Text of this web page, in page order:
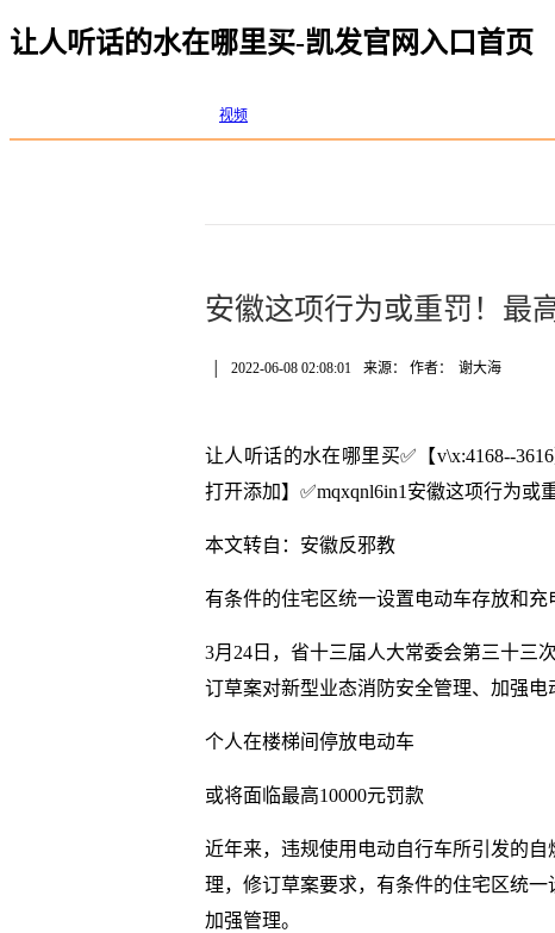
让人听话的水在哪里买-凯发官网入口首页
视频
安徽这项行为或重罚！最
2022-06-08 02:08:01 来源： 作者： 谢大海
让人听话的水在哪里买✅【v\x:4168--
打开添加】✅mqxqnl6in1安徽这项行为或
本文转自：安徽反邪教
有条件的住宅区统一设置电动车存放和
3月24日，省十三届人大常委会第三十三
订草案对新型业态消防安全管理、加强电
个人在楼梯间停放电动车
或将面临最高10000元罚款
近年来，违规使用电动自行车所引发的
理，修订草案要求，有条件的住宅区统
加强管理。